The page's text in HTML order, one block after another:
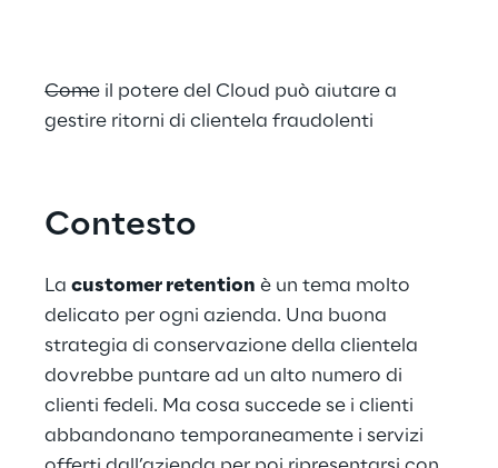
Come il potere del Cloud può aiutare a
gestire ritorni di clientela fraudolenti
Contesto
La customer retention è un tema molto
delicato per ogni azienda. Una buona
strategia di conservazione della clientela
dovrebbe puntare ad un alto numero di
clienti fedeli. Ma cosa succede se i clienti
abbandonano temporaneamente i servizi